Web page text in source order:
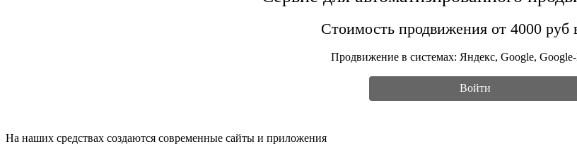
Стоимость продвижения от 4000 руб
Продвижение в системах: Яндекс, Google,
Войти
На наших средствах создаются современные сайты и приложения